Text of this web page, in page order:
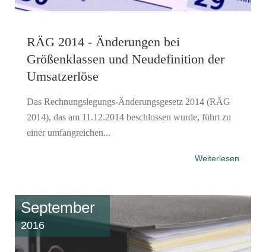
RÄG 2014 - Änderungen bei
Größenklassen und Neudefinition der
Umsatzerlöse
Das Rechnungslegungs-Änderungsgesetz 2014 (RÄG
2014), das am 11.12.2014 beschlossen wurde, führt zu
einer umfangreichen...
Weiterlesen
September
2016